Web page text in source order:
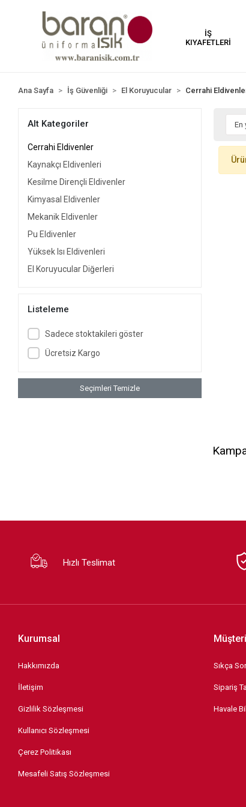
İŞ
KIYAFETLERİ
Ana Sayfa İş Güvenliği El Koruyucular Cerrahi
Alt Kategoriler
Cerrahi Eldivenler
Kaynakçı Eldivenleri
Kesilme Dirençli Eldivenler
Kimyasal Eldivenler
Mekanik Eldivenler
Pu Eldivenler
Yüksek Isı Eldivenleri
El Koruyucular Diğerleri
Listeleme
Sadece stoktakileri göster
Ücretsiz Kargo
Seçimleri Temizle
Hızlı Teslimat
Kurumsal
Hakkımızda
İletişim
Gizlilik Sözleşmesi
Kullanıcı Sözleşmesi
Çerez Politikası
Mesafeli Satış Sözleşmesi
Sıkça
Sipariş
Havale